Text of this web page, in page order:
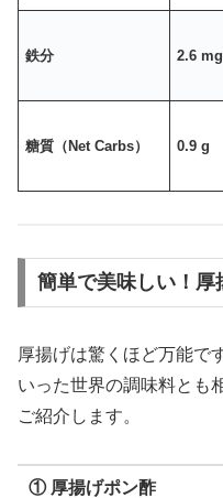
鉄分 2.6 mg
糖質（Net Carbs） 0.9 g
簡単で美味しい！厚
厚揚げは驚くほど万能で
いった世界の調味料とも
ご紹介します。
① 厚揚げポン酢